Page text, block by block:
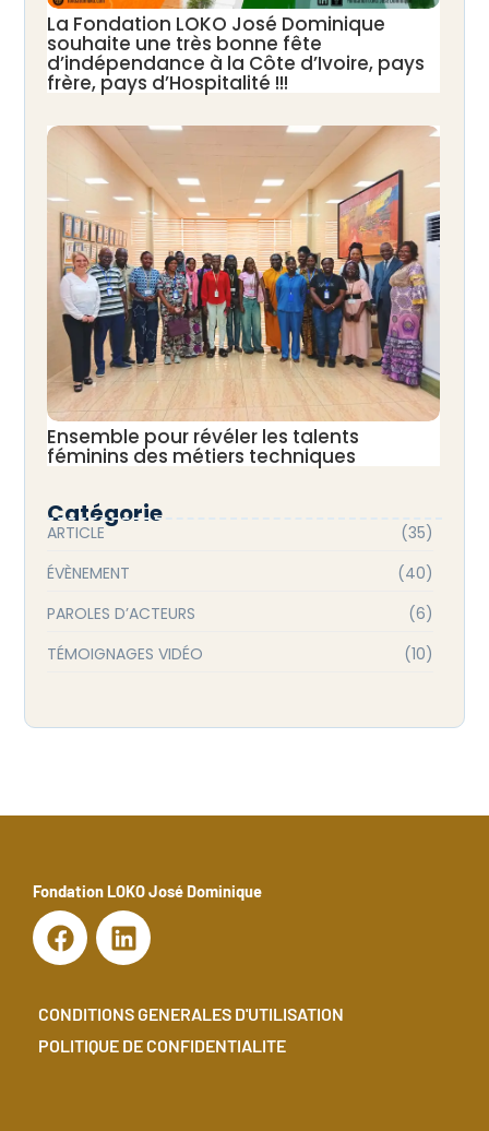
La Fondation LOKO José Dominique
souhaite une très bonne fête
d’indépendance à la Côte d’Ivoire, pays
frère, pays d’Hospitalité !!!
Ensemble pour révéler les talents
féminins des métiers techniques
Catégorie
ARTICLE
(35)
ÉVÈNEMENT
(40)
PAROLES D’ACTEURS
(6)
TÉMOIGNAGES VIDÉO
(10)
Fondation LOKO José Dominique
F
a
e
b
o
L
i
k
e
d
CONDITIONS GENERALES D'UTILISATION
POLITIQUE DE CONFIDENTIALITE